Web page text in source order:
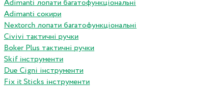
Adimanti лопати багатофункціональні
Adimanti сокири
Nextorch лопати багатофункціональні
Сivivi тактичні ручки
Boker Plus тактичні ручки
Skif інструменти
Due Cigni інструменти
Fix it Sticks інструменти